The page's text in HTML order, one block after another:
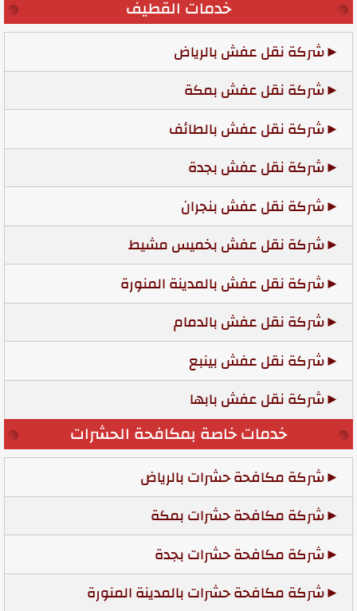
خدمات القطيف
شركة نقل عفش بالرياض
شركة نقل عفش بمكة
شركة نقل عفش بالطائف
شركة نقل عفش بجدة
شركة نقل عفش بنجران
شركة نقل عفش بخميس مشيط
شركة نقل عفش بالمدينة المنورة
شركة نقل عفش بالدمام
شركة نقل عفش بينبع
شركة نقل عفش بابها
خدمات خاصة بمكافحة الحشرات
شركة مكافحة حشرات بالرياض
شركة مكافحة حشرات بمكة
شركة مكافحة حشرات بجدة
شركة مكافحة حشرات بالمدينة المنورة